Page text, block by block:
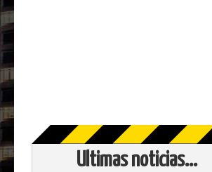
Ultimas noticias...